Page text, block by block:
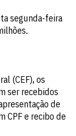
segunda-feira
(CEF), os
ser recebidos
de
CPF e recibo de